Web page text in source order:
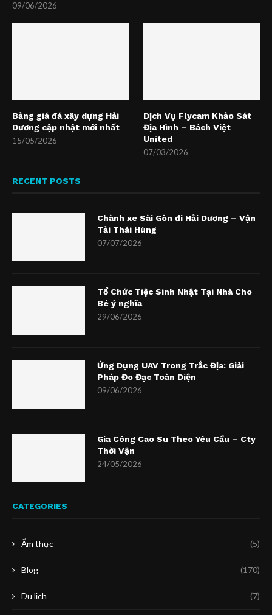
09/06/2026
Bảng giá đá xây dựng Hải
Dương cập nhật mới nhất
15/05/2026
Dịch Vụ Flycam Khảo Sát
Địa Hình – Bách Việt
United
07/03/2026
RECENT POSTS
Chành xe Sài Gòn đi Hải Dương – Vận
Tải Thái Hùng
07/07/2026
Tổ Chức Tiệc Sinh Nhật Tại Nhà Cho
Bé ý nghĩa
29/06/2026
Ứng Dụng UAV Trong Trắc Địa: Giải
Pháp Đo Đạc Toàn Diện
09/06/2026
Gia Công Cao Su Theo Yêu Cầu – Cty
Thời Vận
24/05/2026
CATEGORIES
Ẩm thực (5)
Blog (170)
Du lịch (7)